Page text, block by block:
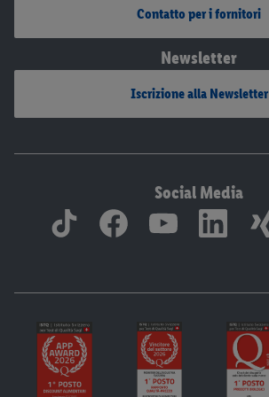
Contatto per i fornitori
Newsletter
Iscrizione alla Newsletter
Social Media